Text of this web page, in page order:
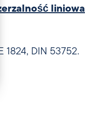
liniowa
1824, DIN 53752.